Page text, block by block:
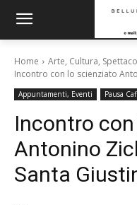
Home Arte, Cultura,
Incontro con lo scienziato
Appuntamenti, Eventi Pausa
Incontro
Antonino
Santa